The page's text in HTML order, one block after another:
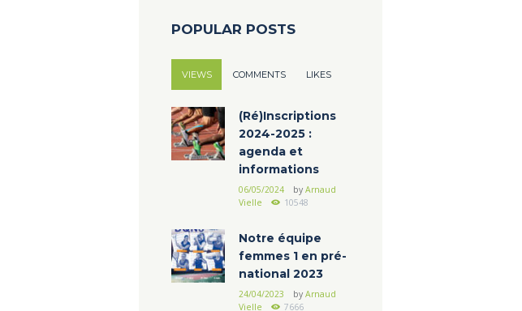
POPULAR POSTS
VIEWS COMMENTS LIKES
(Ré)Inscriptions
2024-2025 :
agenda et
informations
06/05/2024 by Arnaud
Vielle
10548
Notre équipe
femmes 1 en pré-
national 2023
24/04/2023 by Arnaud
Vielle
7666